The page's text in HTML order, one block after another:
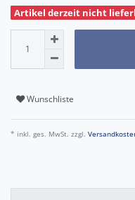
Artikel derzeit nicht
Wunschliste
* inkl. ges. MwSt. zzgl.